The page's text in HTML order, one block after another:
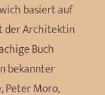
basiert auf
der Architektin
Buch
bekannter
Peter Moro,